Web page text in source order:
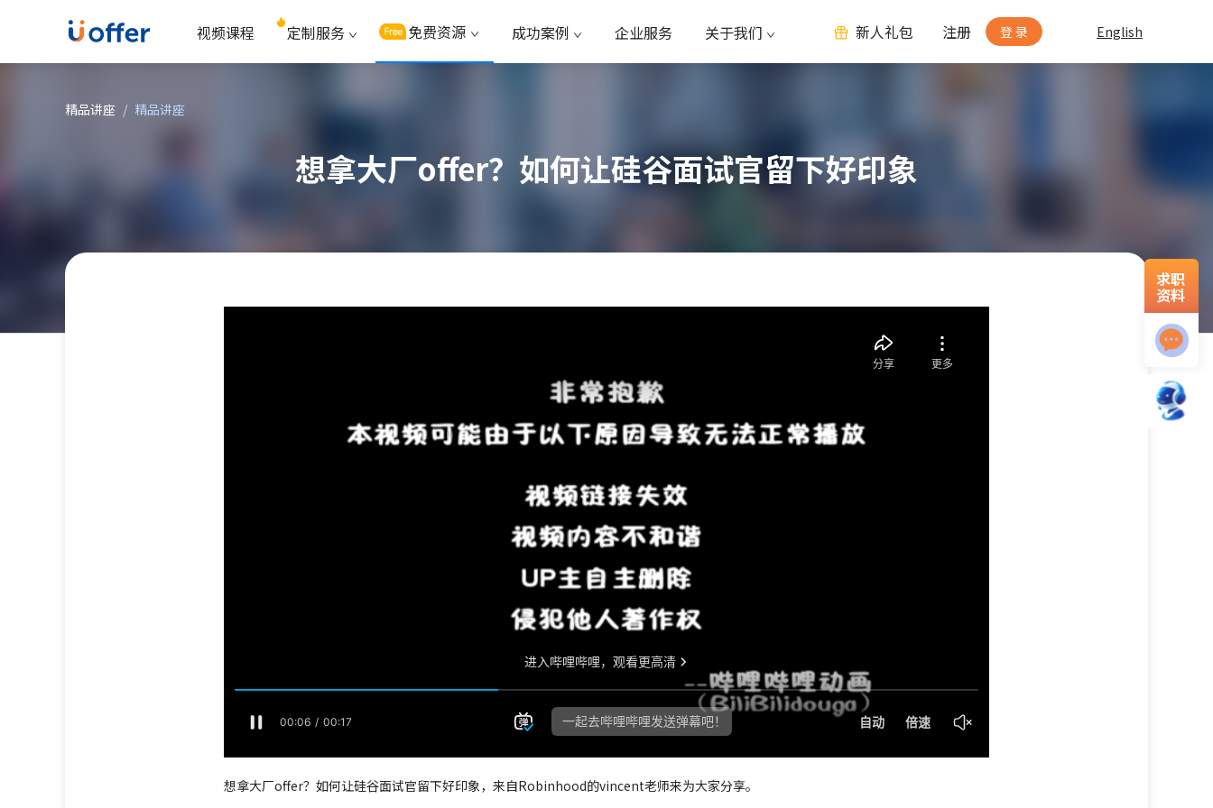
视频课程 定制服务 免费资源 成功案例 企业服务 关于我们 新人礼包 注册 登 录 English
精品讲座 / 精品讲座
想拿大厂offer？如何让硅谷面试官留下好印象
想拿大厂offer？如何让硅谷面试官留下好印象，来自Robinhood的vincent老师来为大家分享。
求职
资料